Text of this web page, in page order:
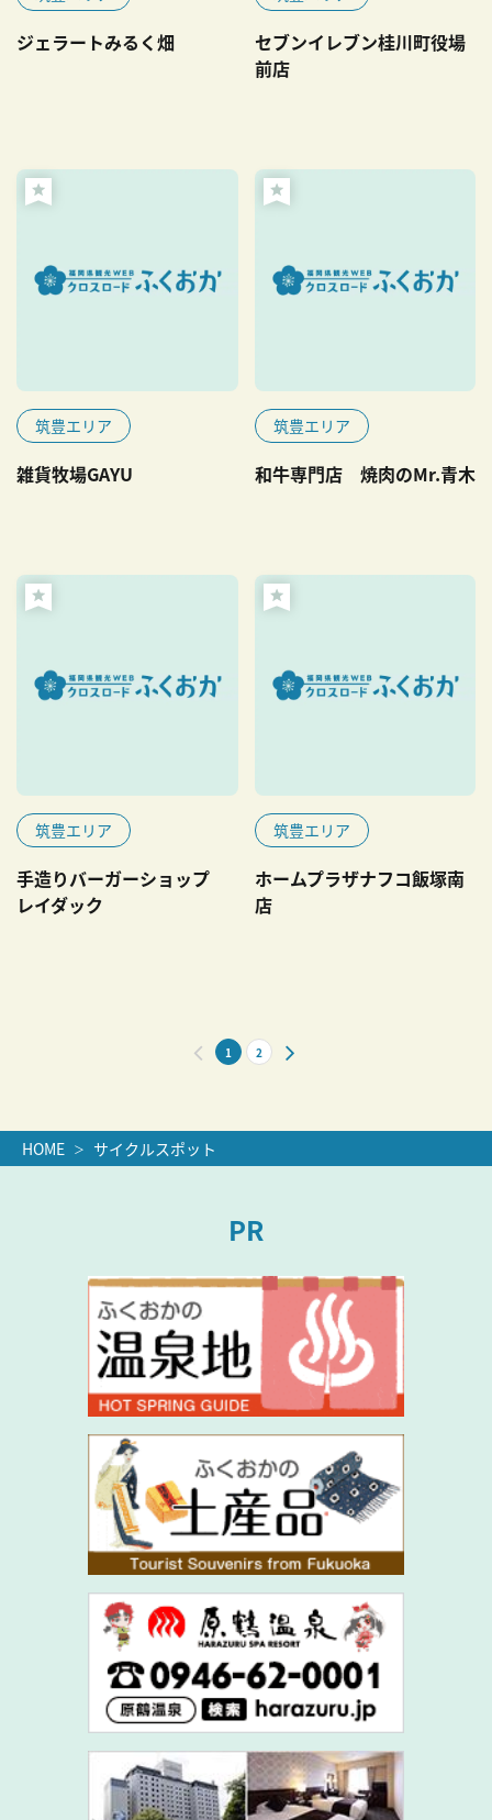
ジェラートみるく畑
セブンイレブン桂川町役場
前店
筑豊エリア
雑貨牧場GAYU
筑豊エリア
和牛専門店 焼肉のMr.青木
筑豊エリア
手造りバーガーショップ
レイダック
筑豊エリア
ホームプラザナフコ飯塚南
店
1 2
HOME サイクルスポット
PR